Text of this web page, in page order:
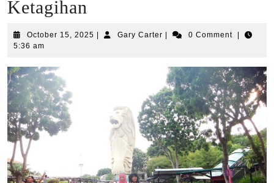
Ketagihan
October 15, 2025 OctoberGary Carter Gary
0 Comment
5:36 am